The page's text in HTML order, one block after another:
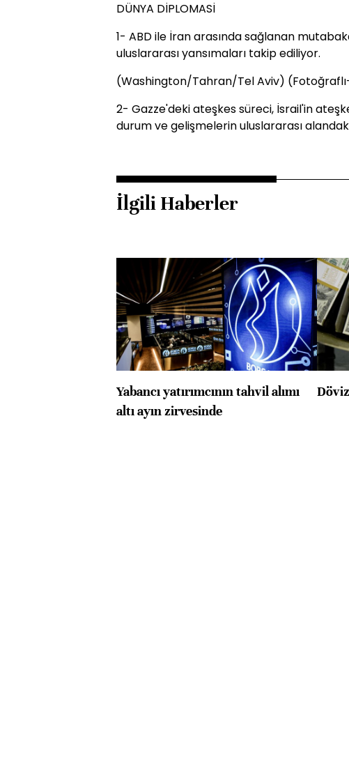
DÜNYA DİPLOMASİ
1- ABD ile İran arasında sağlanan
uluslararası yansımaları takip ediliyor.
(Washington/Tahran/Tel Aviv)
2- Gazze'deki ateşkes süreci, İsrail'in
durum ve gelişmelerin uluslararası
İlgili Haberler
Yabancı yatırımcının tahvil alımı
altı ayın zirvesinde